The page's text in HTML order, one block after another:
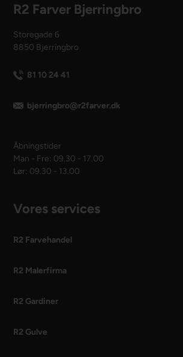
R2 Farver Bjerringbro
Storegade 6
8850 Bjerringbro
81 10 24 41
bjerringbro@r2farver.dk
Åbningstider
Man - Fre: 09.30 - 17.00
Lør: 09.30 - 13.00
Vores services
R2 Farvehandel
R2 Malerfirma
R2 Gardiner
R2 Gulve